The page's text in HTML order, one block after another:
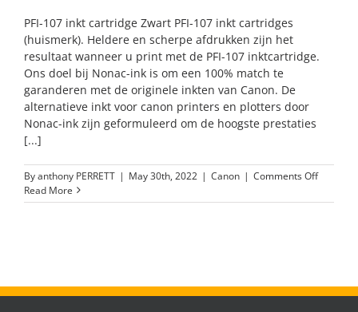
PFI-107 inkt cartridge Zwart PFI-107 inkt cartridges
(huismerk). Heldere en scherpe afdrukken zijn het
resultaat wanneer u print met de PFI-107 inktcartridge.
Ons doel bij Nonac-ink is om een 100% match te
garanderen met de originele inkten van Canon. De
alternatieve inkt voor canon printers en plotters door
Nonac-ink zijn geformuleerd om de hoogste prestaties
[...]
Byanthony PERRETT | May 30th, 2022 | Canon | Comments Offon
107
Read More